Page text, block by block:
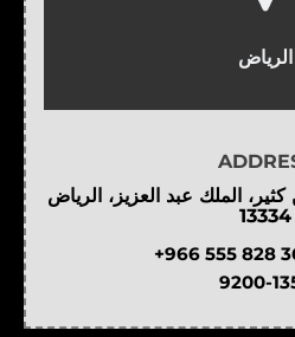
الرياض
ابن كثير، الملك عبد العزيز، الرياض
13334
+966 555 828
9200-